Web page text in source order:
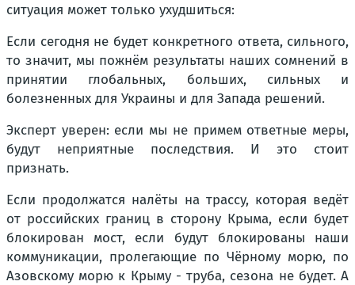
ситуация может только ухудшиться:
Если сегодня не будет конкретного ответа, сильного,
то значит, мы пожнём результаты наших сомнений в
принятии глобальных, больших, сильных и
болезненных для Украины и для Запада решений.
Эксперт уверен: если мы не примем ответные меры,
будут неприятные последствия. И это стоит
признать.
Если продолжатся налёты на трассу, которая ведёт
от российских границ в сторону Крыма, если будет
блокирован мост, если будут блокированы наши
коммуникации, пролегающие по Чёрному морю, по
Азовскому морю к Крыму - труба, сезона не будет. А